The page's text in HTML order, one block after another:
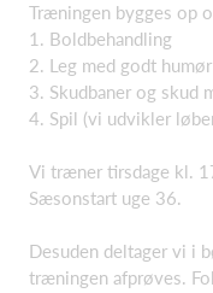
Træningen bygges op
1. Boldbehandling
2. Leg med godt humør
3. Skudbaner og skud
4. Spil (vi udvikler
Vi træner tirsdage kl.
Sæsonstart uge 36.
Desuden deltager vi i
træningen afprøves.